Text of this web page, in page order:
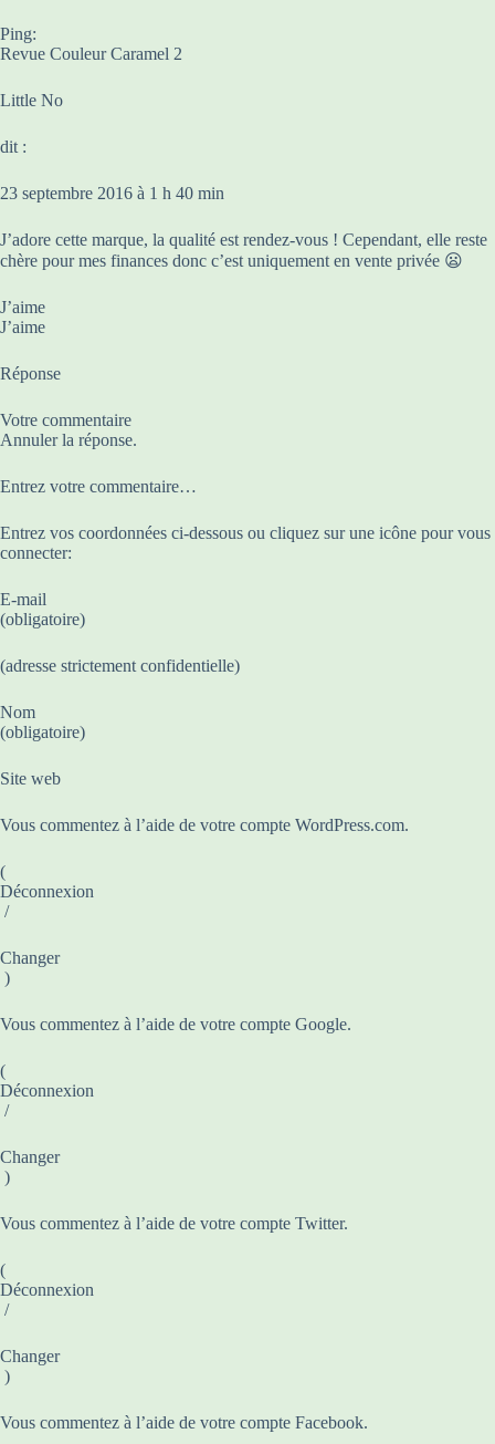
Ping:
Revue Couleur Caramel 2
Little No
dit :
23 septembre 2016 à 1 h 40 min
J’adore cette marque, la qualité est rendez-vous ! Cependant, elle reste
chère pour mes finances donc c’est uniquement en vente privée 😦
J’aime
J’aime
Réponse
Votre commentaire
Annuler la réponse.
Entrez votre commentaire…
Entrez vos coordonnées ci-dessous ou cliquez sur une icône pour vous
connecter:
E-mail
(obligatoire)
(adresse strictement confidentielle)
Nom
(obligatoire)
Site web
Vous commentez à l’aide de votre compte WordPress.com.
(
Déconnexion
/
Changer
)
Vous commentez à l’aide de votre compte Google.
(
Déconnexion
/
Changer
)
Vous commentez à l’aide de votre compte Twitter.
(
Déconnexion
/
Changer
)
Vous commentez à l’aide de votre compte Facebook.